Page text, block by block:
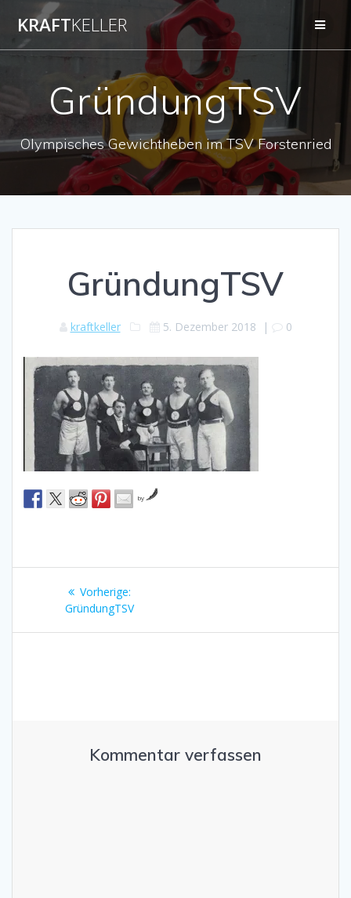
Zum
Inhalt
springen
KRAFTKELLER
GründungTSV
Olympisches Gewichtheben im TSV Forstenried
GründungTSV
kraftkeller 5. Dezember 2018 | 0
by
Beitragsnavigation
Vorherige:Vorheriger
Beitrag:
GründungTSV
Kommentar verfassen